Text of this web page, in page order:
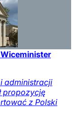
administracji
propozycję
z Polski